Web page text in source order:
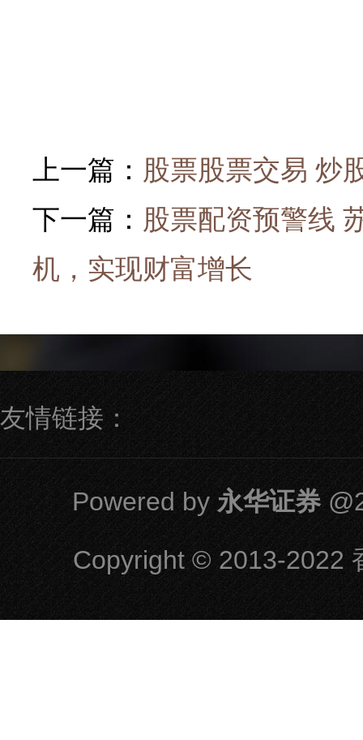
上一篇： 股票股票交易 炒
下一篇： 股票配资预警线
机，实现财富增长
友情链接：
Powered by 永华证券
Copyright© 2013-2022